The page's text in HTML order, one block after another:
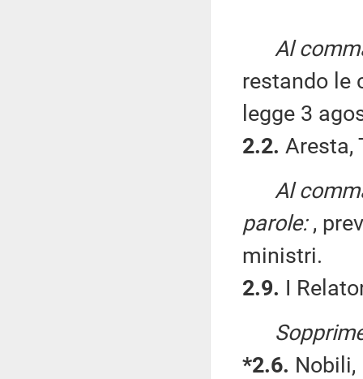
Al
restando le
legge 3
2.2. Aresta,
Al
parole:,
ministri.
2.9. I
*2.6.